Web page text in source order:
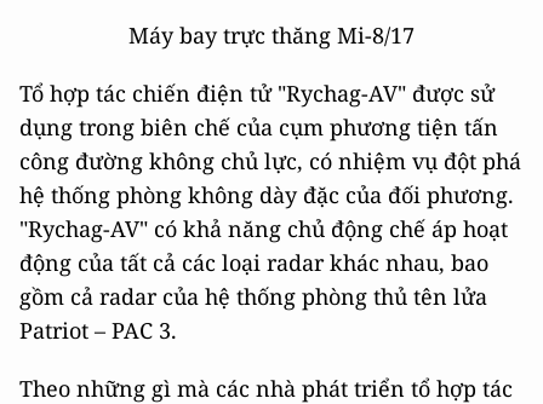
Máy bay trực thăng Мi-8/17
Tổ hợp tác chiến điện tử "Rychag-AV" được sử
dụng trong biên chế của cụm phương tiện tấn
công đường không chủ lực, có nhiệm vụ đột phá
hệ thống phòng không dày đặc của đối phương.
"Rychag-AV" có khả năng chủ động chế áp hoạt
động của tất cả các loại radar khác nhau, bao
gồm cả radar của hệ thống phòng thủ tên lửa
Patriot – PAC 3.
Theo những gì mà các nhà phát triển tổ hợp tác